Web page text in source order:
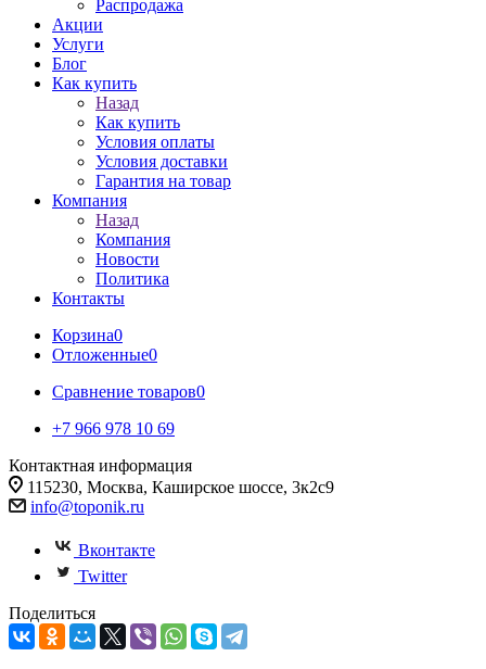
Распродажа
Акции
Услуги
Блог
Как купить
Назад
Как купить
Условия оплаты
Условия доставки
Гарантия на товар
Компания
Назад
Компания
Новости
Политика
Контакты
Корзина0
Отложенные0
Сравнение товаров0
+7 966 978 10 69
Контактная информация
115230, Москва, Каширское шоссе, 3к2с9
info@toponik.ru
Вконтакте
Twitter
Поделиться